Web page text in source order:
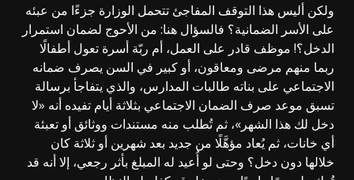
ولكن أليس هذا التوقف المفاجئ تتحمل الوزارة جزءًا من عبئه
على الأسر الضمانية؟ فالسؤال هنا: من الأحوج لضمان استمرار
الدخل؟! موظف قادر على العمل، أم ربّة أسرة تعول أطفالًا
ربما منهم مرضى ومعاقون، أو كبير في السن يصرف ضمانه
الاجتماعي على بناته طالبات المدارس، والذي يتفاجأ برسالة
تسبق موعد صرف الضمان الاجتماعي بثلاثة أيام تفيده أنه «لا
دخل لك هذا الشهر»، ثم تُطلب منه مستندات ووثائق أو تعبئة
أي خانات، ثم يُعاد مؤهَّلًا من جديد بعد شهرين أو ثلاثة كان
خلالها دون دخل؟ وحتى لو أُعيد له المبلغ بأثر رجعي، إلا أنه قد